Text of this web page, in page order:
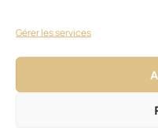
Gérer les services
Je vous remercie par